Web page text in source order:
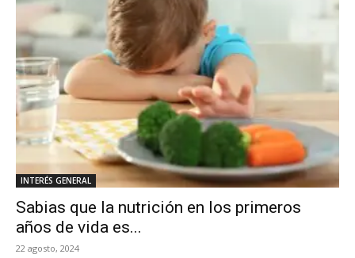
INTERÉS GENERAL
Sabias que la nutrición en los primeros
años de vida es...
22 agosto, 2024